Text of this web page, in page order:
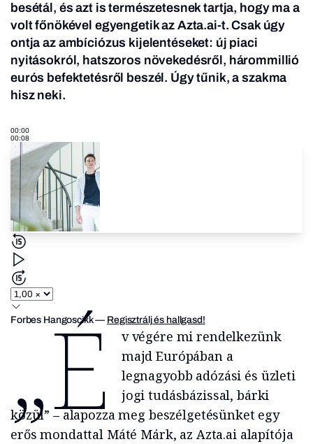
besétál, és azt is természetesnek tartja, hogy ma a
volt főnökével egyengetik az Azta.ai-t. Csak úgy
ontja az ambíciózus kijelentéseket: új piaci
nyitásokról, hatszoros növekedésről, hárommillió
eurós befektetésről beszél. Úgy tűnik, a szakma
hisz neki.
00:00
00:08
Forbes Hangoscikk— Regisztrálj és hallgasd!
„É
v végére mi rendelkezünk
majd Európában a
legnagyobb adózási és üzleti
jogi tudásbázissal, bárki
közül” – alapozza meg beszélgetésünket egy
erős mondattal Máté Márk, az Azta.ai alapítója